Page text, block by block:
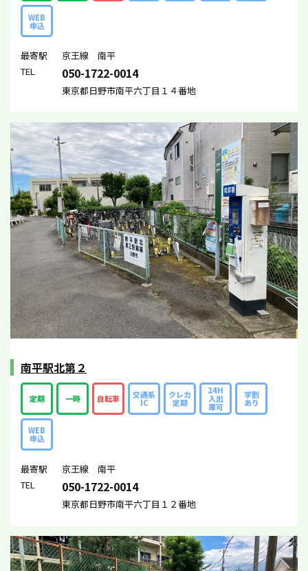
WEB
申込
最寄駅
京王線 南平
TEL
050-1722-0014
東京都日野市南平六丁目１４番地
南平駅北第２
定期 一時 自転車 交通系
IC
クレカ
定期
24H
入出
庫可
学割
あり
WEB
申込
最寄駅
京王線 南平
TEL
050-1722-0014
東京都日野市南平六丁目１２番地